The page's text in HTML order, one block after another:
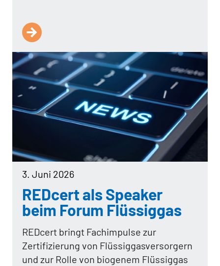
3. Juni 2026
REDcert als Speaker
beim Forum Flüssiggas
REDcert bringt Fachimpulse zur
Zertifizierung von Flüssiggasversorgern
und zur Rolle von biogenem Flüssiggas